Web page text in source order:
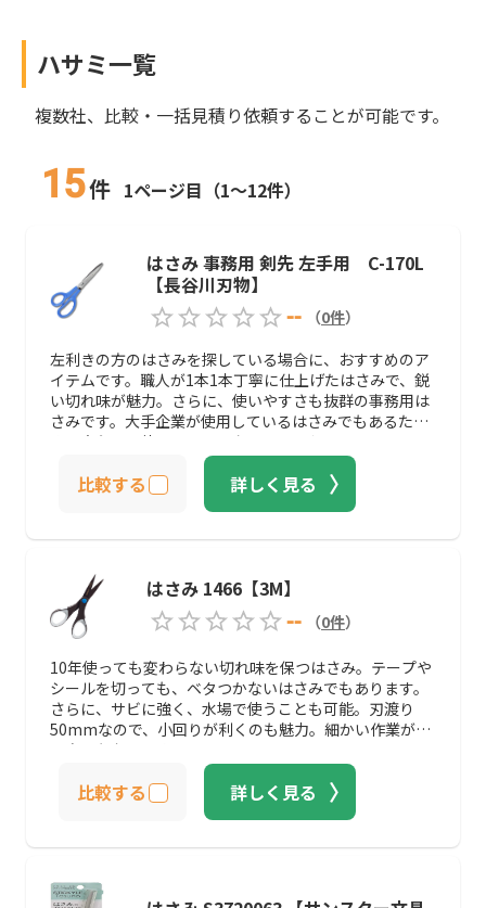
ハサミ一覧
複数社、比較・一括見積り依頼することが可能です。
15件 1ページ目（1～12件）
はさみ 事務用 剣先 左手用 C-170L
【長谷川刃物】
--
（0件）
左利きの方のはさみを探している場合に、おすすめのア
イテムです。職人が1本1本丁寧に仕上げたはさみで、鋭
い切れ味が魅力。さらに、使いやすさも抜群の事務用は
さみです。大手企業が使用しているはさみでもあるた
め、安心して使えるのではないでしょうか。
比較する 詳しく見る
はさみ 1466【3M】
--
（0件）
10年使っても変わらない切れ味を保つはさみ。テープや
シールを切っても、ベタつかないはさみでもあります。
さらに、サビに強く、水場で使うことも可能。刃渡り
50mmなので、小回りが利くのも魅力。細かい作業が多
い方にもおすすめです。
比較する 詳しく見る